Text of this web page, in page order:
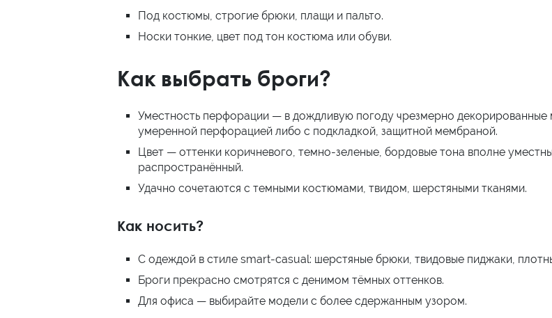
Под костюмы, строгие брюки, плащи и пальто.
Носки тонкие, цвет под тон костюма или обуви.
Как выбрать броги?
Уместность перфорации — в дождливую погоду чрезмерно декорированные
умеренной перфорацией либо с подкладкой, защитной мембраной.
Цвет — оттенки коричневого, темно-зеленые, бордовые тона вполне
распространённый.
Удачно сочетаются с темными костюмами, твидом, шерстяными тканями.
Как носить?
С одеждой в стиле smart-casual: шерстяные брюки, твидовые пиджаки,
Броги прекрасно смотрятся с денимом тёмных оттенков.
Для офиса — выбирайте модели с более сдержанным узором.